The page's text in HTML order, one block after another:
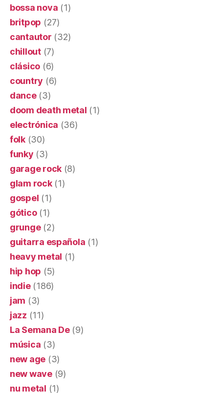
bossa nova (1)
britpop (27)
cantautor (32)
chillout(7)
clásico (6)
country (6)
dance(3)
doom death metal (1)
electrónica (36)
folk(30)
funky (3)
garage rock (8)
glam rock(1)
gospel (1)
gótico(1)
grunge(2)
guitarra española (1)
heavy metal (1)
hip hop (5)
indie(186)
jam (3)
jazz (11)
La Semana De(9)
música (3)
new age (3)
new wave(9)
nu metal (1)